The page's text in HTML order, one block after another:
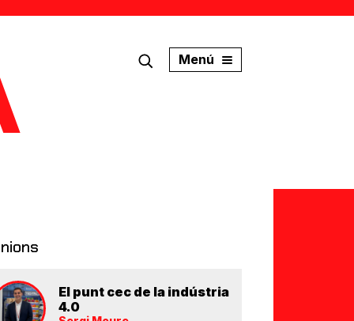
Menú
El punt cec de la indústria
4.0